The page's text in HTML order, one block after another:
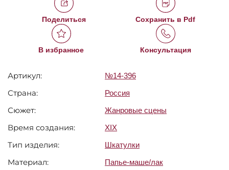
Поделиться Сохранить в Pdf
В избранное Консультация
Артикул: №14-396
Страна: Россия
Сюжет: Жанровые сцены
Время создания: XIX
Тип изделия: Шкатулки
Материал: Папье-маше/лак